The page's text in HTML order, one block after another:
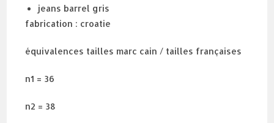
jeans barrel gris
fabrication : croatie
équivalences tailles marc cain / tailles françaises
n1 = 36
n2 = 38